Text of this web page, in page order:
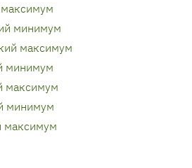
минимум
максимум
минимум
максимум
минимум
максимум